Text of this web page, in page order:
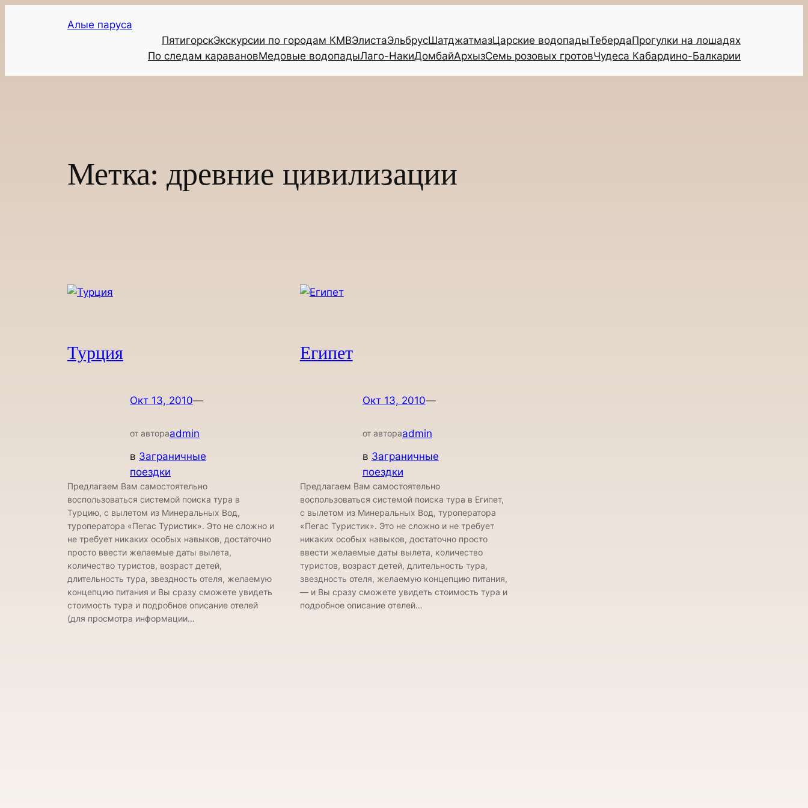
Алые паруса
ПятигорскЭкскурсии по городам КМВЭлистаЭльбрусШатджатмазЦарские водопадыТебердаПрогулки на лошадях
По следам каравановМедовые водопадыЛаго-НакиДомбайАрхызСемь розовых гротовЧудеса Кабардино-Балкарии
Метка: древние цивилизации
Турция
Окт 13, 2010—
от автораadmin
в Заграничные
поездки
Предлагаем Вам самостоятельно
воспользоваться системой поиска тура в
Турцию, c вылетом из Минеральных Вод,
туроператора «Пегас Туристик». Это не сложно и
не требует никаких особых навыков, достаточно
просто ввести желаемые даты вылета,
количество туристов, возраст детей,
длительность тура, звездность отеля, желаемую
концепцию питания и Вы сразу сможете увидеть
стоимость тура и подробное описание отелей
(для просмотра информации…
Египет
Окт 13, 2010—
от автораadmin
в Заграничные
поездки
Предлагаем Вам самостоятельно
воспользоваться системой поиска тура в Египет,
c вылетом из Минеральных Вод, туроператора
«Пегас Туристик». Это не сложно и не требует
никаких особых навыков, достаточно просто
ввести желаемые даты вылета, количество
туристов, возраст детей, длительность тура,
звездность отеля, желаемую концепцию питания,
— и Вы сразу сможете увидеть стоимость тура и
подробное описание отелей…